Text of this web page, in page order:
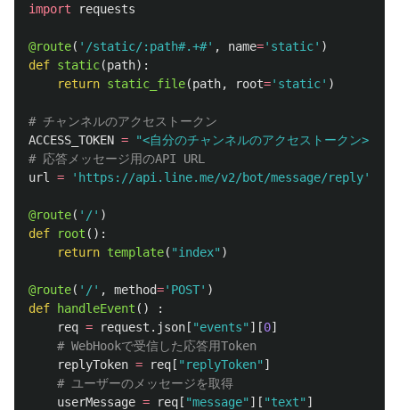
import
requests
@route( ' /static/:path#.+#' , name=' static' )
def static(path):
return static_file(path, root=' static' )
ACCESS_TOKEN = "<自分のチャンネルのアクセストークン>
url
= ' https://api.line.me/v2/bot/message/reply'
@route( ' /' )
def
root ():
return template( "index" )
@route( ' /' , method=' POST' )
def handleEvent ()
:
req = request . json[ "events" ][0]
replyToken = req[ " replyToken" ]
userMessage = req[ "message" ][ "text" ]